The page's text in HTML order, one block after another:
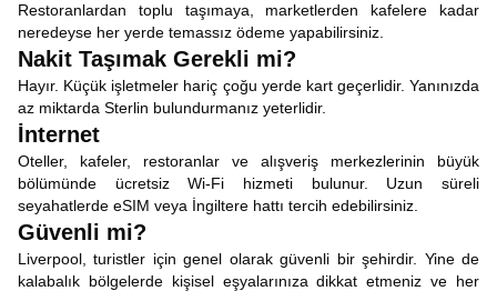
Restoranlardan toplu taşımaya, marketlerden kafelere kadar
neredeyse her yerde temassız ödeme yapabilirsiniz.
Nakit Taşımak Gerekli mi?
Hayır. Küçük işletmeler hariç çoğu yerde kart geçerlidir. Yanınızda
az miktarda Sterlin bulundurmanız yeterlidir.
İnternet
Oteller, kafeler, restoranlar ve alışveriş merkezlerinin büyük
bölümünde ücretsiz Wi-Fi hizmeti bulunur. Uzun süreli
seyahatlerde eSIM veya İngiltere hattı tercih edebilirsiniz.
Güvenli mi?
Liverpool, turistler için genel olarak güvenli bir şehirdir. Yine de
kalabalık bölgelerde kişisel eşyalarınıza dikkat etmeniz ve her